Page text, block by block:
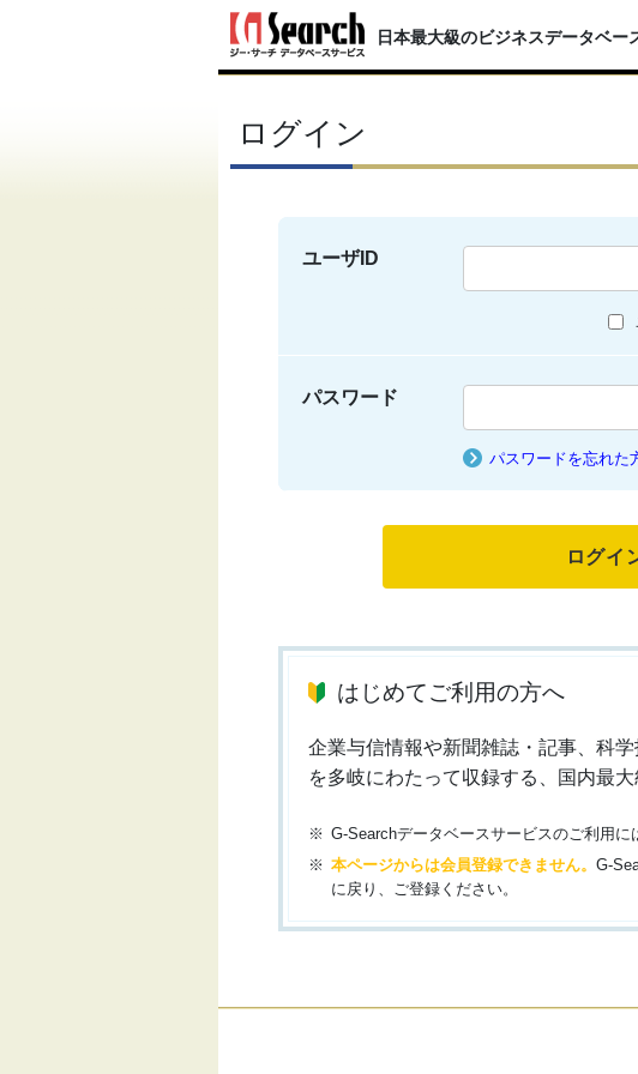
日本最大級のビジネスデータベー
ログイン
ユーザID
パスワード
パスワードを忘れた
はじめてご利用の方へ
企業与信情報や新聞雑誌・記事、科
を多岐にわたって収録する、国内最
G-Searchデータベースサービスのご利用に
本ページからは会員登録できません。G-
に戻り、ご登録ください。